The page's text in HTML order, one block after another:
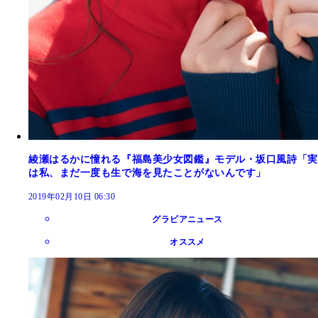
綾瀬はるかに憧れる『福島美少女図鑑』モデル・坂口風詩「実
は私、まだ一度も生で海を見たことがないんです」
2019年02月10日 06:30
グラビアニュース
オススメ